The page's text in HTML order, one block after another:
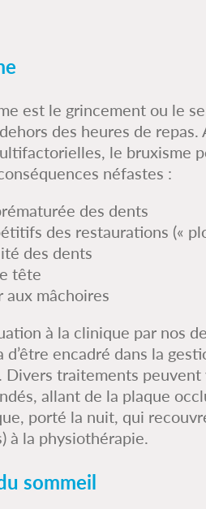
est le grincement ou le
des heures de repas.
le bruxisme
néfastes :
des dents
des restaurations («
des dents
tête
aux mâchoires
à la clinique par nos
encadré dans la
Divers traitements peuvent
allant de la plaque
porté la nuit, qui
à la physiothérapie.
sommeil